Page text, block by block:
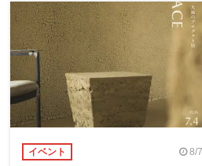
イベント 8/7